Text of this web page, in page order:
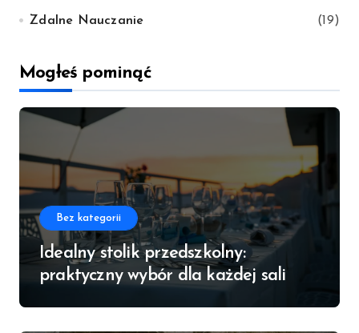
Zdalne Nauczanie (19)
Mogłeś pominąć
Bez kategorii
Idealny stolik przedszkolny:
praktyczny wybór dla każdej sali